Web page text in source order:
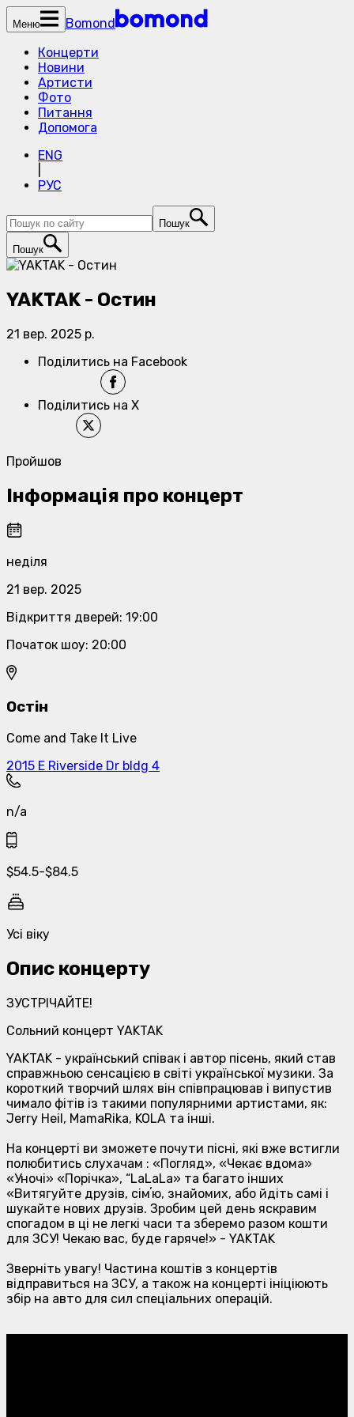
Меню
Bomond
Концерти
Новини
Артисти
Фото
Питання
Допомога
ENG
РУС
Пошук
Пошук
YAKTAK - Остин
21 вер. 2025 р.
Поділитись на Facebook
Поділитись на X
Пройшов
Інформація про концерт
неділя
21 вер. 2025
Відкриття дверей: 19:00
Початок шоу: 20:00
Остін
Come and Take It Live
2015 E Riverside Dr bldg 4
n/a
$54.5-$84.5
Усі віку
Опис концерту
ЗУСТРІЧАЙТЕ!
Сольний концерт YAKTAK
YAKTAK - український співак і автор пісень, який став
справжньою сенсацією в світі української музики. За
короткий творчий шлях він співпрацював і випустив
чимало фітів із такими популярними артистами, як:
Jerry Heil, MamaRika, KOLA та інші.
На концерті ви зможете почути пісні, які вже встигли
полюбитись слухачам : «Погляд», «Чекає вдома»
«Уночі» «Порічка», “LaLaLa» та багато інших
«Витягуйте друзів, сімʼю, знайомих, або йдіть самі і
шукайте нових друзів. Зробим цей день яскравим
спогадом в ці не легкі часи та зберемо разом кошти
для ЗСУ! Чекаю вас, буде гаряче!» - YAKTAK
Зверніть увагу! Частина коштів з концертів
відправиться на ЗСУ, а також на концерті ініціюють
збір на авто для сил спеціальних операцій.